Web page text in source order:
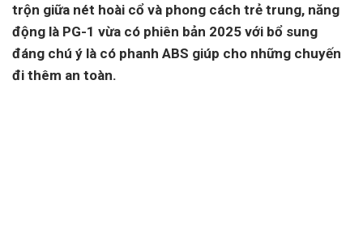
trộn giữa nét hoài cổ và phong cách trẻ trung, năng
động là PG-1 vừa có phiên bản 2025 với bổ sung
đáng chú ý là có phanh ABS giúp cho những chuyến
đi thêm an toàn.